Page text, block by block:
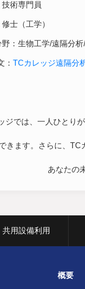
技術専門員
修士（工学）
： 生物工学/遠隔分
： TCカレッジ遠隔分
ジでは、一人ひとり
きます。さらに、TC
あなたの
共用設備利用
概要